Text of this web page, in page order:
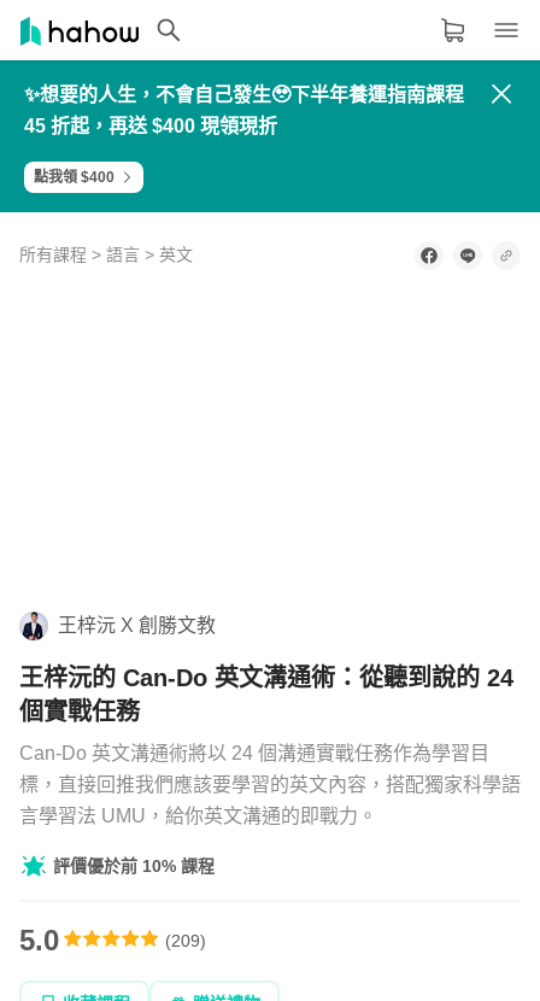
✨想要的人生，不會自己發生🥹下半年養運指南課程
45 折起，再送 $400 現領現折
點我領 $400
領域分類 大家都在學的領域
職場技能
設計
組合
直播
文章
企業方案
所有課程 > 語言 > 英文
王梓沅 X 創勝文教
王梓沅的 Can-Do 英文溝通術：從聽到說的 24
個實戰任務
Can-Do 英文溝通術將以 24 個溝通實戰任務作為學習目
標，直接回推我們應該要學習的英文內容，搭配獨家科學語
言學習法 UMU，給你英文溝通的即戰力。
評價優於前 10% 課程
5.0 (209)